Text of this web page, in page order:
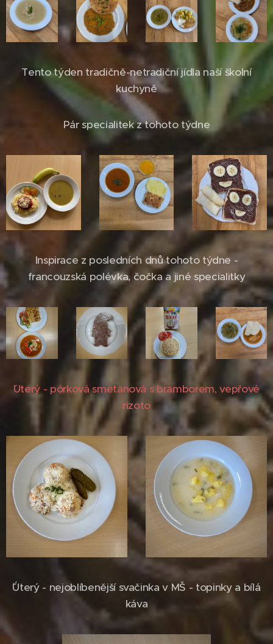
Tento týden tradičně-netradiční jídla naší školní
kuchyně
Pár specialitek z tohoto týdne
Inspirace z posledních dnů tohoto týdne -
francouzská polévka, čočka a jiné specialitky
ˇUterý - pórková smetanová s bramborem, vepřové
rizoto
ˇÚterý - nejoblíbenější svačinka v MŠ - topinky a bílá
káva